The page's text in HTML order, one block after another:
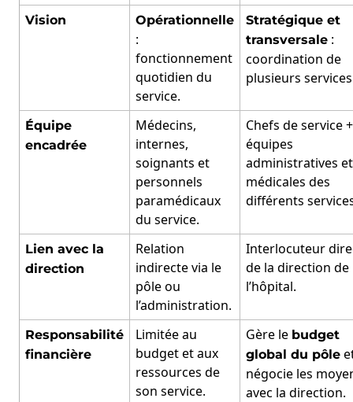
Vision Opérationnelle
:
fonctionnement
quotidien du
service.
Stratégique et
transversale:
coordination de
plusieurs
Équipe
encadrée
Médecins,
internes,
soignants et
personnels
paramédicaux
du service.
Chefs de service +
équipes
administratives et
médicales des
différents
Lien avec la
direction
Relation
indirecte via le
pôle ou
l’administration.
Interlocuteur
de la direction de
l’hôpital.
Responsabilité
financière
Limitée au
budget et aux
ressources de
son service.
Gère le budget
global du pôle
négocie les
avec la direction.